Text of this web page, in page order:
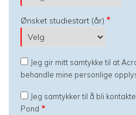
Ønsket studiestart (år)
Jeg gir mitt samtykke til at
behandle mine personlige
Jeg samtykker til å bli
Pond